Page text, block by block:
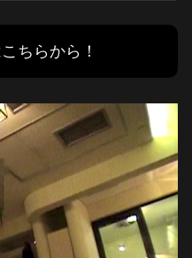
ちらから！